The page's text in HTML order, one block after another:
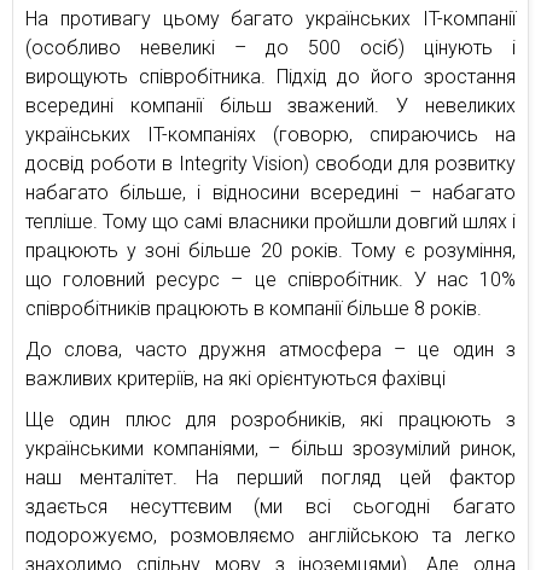
На противагу цьому багато українських IT-компанії
(особливо невеликі – до 500 осіб) цінують і
вирощують співробітника. Підхід до його зростання
всередині компанії більш зважений. У невеликих
українських IT-компаніях (говорю, спираючись на
досвід роботи в Integrity Vision) свободи для розвитку
набагато більше, і відносини всередині – набагато
тепліше. Тому що самі власники пройшли довгий шлях і
працюють у зоні більше 20 років. Тому є розуміння,
що головний ресурс – це співробітник. У нас 10%
співробітників працюють в компанії більше 8 років.
До слова, часто дружня атмосфера – це один з
важливих критеріїв, на які орієнтуються фахівці
Ще один плюс для розробників, які працюють з
українськими компаніями, – більш зрозумілий ринок,
наш менталітет. На перший погляд цей фактор
здається несуттєвим (ми всі сьогодні багато
подорожуємо, розмовляємо англійською та легко
знаходимо спільну мову з іноземцями). Але одна